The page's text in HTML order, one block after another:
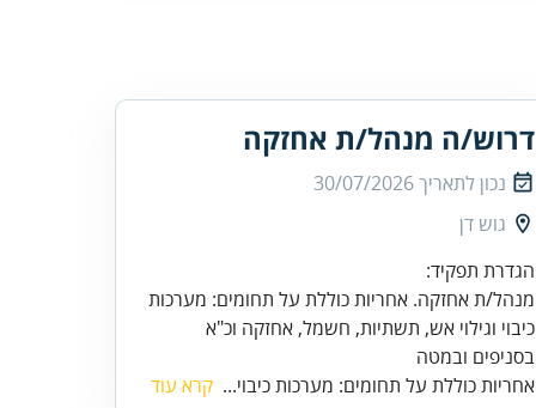
דרוש/ה מנהל/ת אחזקה
נכון לתאריך30/07/2026
גוש דן
מנהל/ת אחזקה. אחריות כוללת על תחומים: מערכות
בסניפים ובמטה
אחריות כוללת על תחומים: מערכות כיבוי... קרא עוד